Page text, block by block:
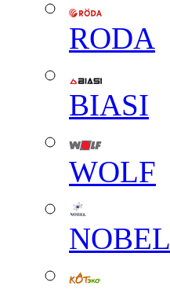
RODA
BIASI
WOLF
NOBEL